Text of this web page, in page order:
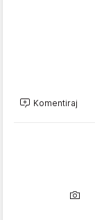
Komentiraj